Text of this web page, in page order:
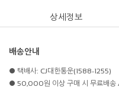
상세정보
배송안내
● 택배사: CJ대한통운(1588-1255)
● 50,000원 이상 구매 시 무료배송